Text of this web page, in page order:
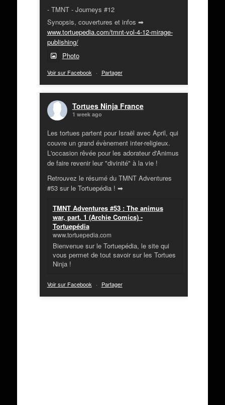
- TMNT - Journeys #12
Synopsis, couvertures et infos ➡
www.tortuepedia.com/tmnt-vol-4-12-mirage-
publishing/
Photo
Voir sur Facebook · Partager
Tortues Ninja France
1 week ago
Les tortues partent pour Israël avec April, qui
couvre un grand évènement inter-religieux.
L'occasion rêvée pour les adorateur d'Animus
de faire revenir leur "divinité" à la vie !
Retrouvez le résumé du TMNT Adventures
#53 sur le Tortuepédia ! ➡
TMNT Adventures #53 : The animus
war, part. 1 (Archie Comics) -
Tortuepédia
www.tortuepedia.com
Bienvenue sur le Tortuepédia, le site qui
vous permet de tout savoir sur les Tortues
Ninja !
Voir sur Facebook · Partager